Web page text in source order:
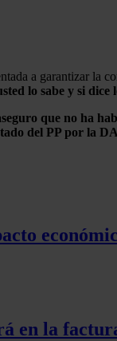
a garantizar la
lo sabe y si
que no ha
del PP por la
en la